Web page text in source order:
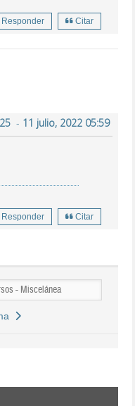
Responder Citar
- 11 julio, 2022 05:59
Responder Citar